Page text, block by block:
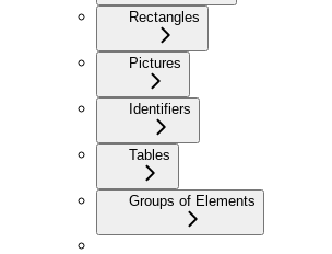
Rectangles
Pictures
Identifiers
Tables
Groups of Elements